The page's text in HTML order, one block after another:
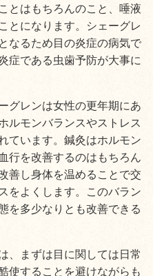
とはもちろんのこと、唾液
とになります。シェーグレ
なるため目の炎症の病気で
症である虫歯予防が大事に
グレンは女性の更年期にあ
ルモンバランスやストレス
ています。鍼灸はホルモン
行を改善するのはもちろん
善し身体を温めることで交
をよくします。このバラン
を多少なりとも改善できる
、まずは目に関しては日常
使することを避けながらも